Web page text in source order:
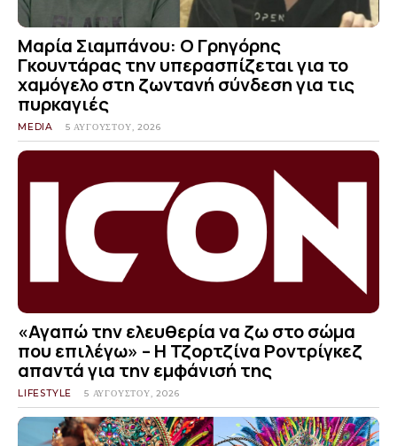
Μαρία Σιαμπάνου: Ο Γρηγόρης
Γκουντάρας την υπερασπίζεται για το
χαμόγελο στη ζωντανή σύνδεση για τις
πυρκαγιές
MEDIA 5 ΑΥΓΟΎΣΤΟΥ, 2026
«Αγαπώ την ελευθερία να ζω στο σώμα
που επιλέγω» – Η Τζορτζίνα Ροντρίγκεζ
απαντά για την εμφάνισή της
LIFESTYLE 5 ΑΥΓΟΎΣΤΟΥ, 2026